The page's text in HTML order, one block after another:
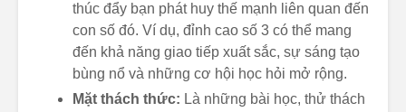
thúc đẩy bạn phát huy thế mạnh liên quan đến
con số đó. Ví dụ, đỉnh cao số 3 có thể mang
đến khả năng giao tiếp xuất sắc, sự sáng tạo
bùng nổ và những cơ hội học hỏi mở rộng.
Mặt thách thức: Là những bài học, thử thách